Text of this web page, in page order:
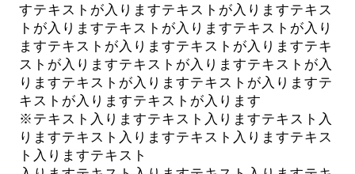
すテキストが入りますテキストが入りますテキス
トが入りますテキストが入りますテキストが入り
ますテキストが入りますテキストが入りますテキ
ストが入りますテキストが入りますテキストが入
りますテキストが入りますテキストが入りますテ
キストが入りますテキストが入ります
※テキスト入りますテキスト入りますテキスト入
りますテキスト入りますテキスト入りますテキス
ト入りますテキスト